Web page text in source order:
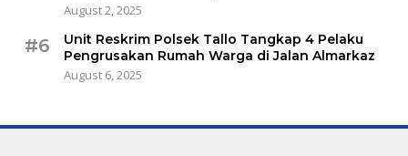
August 2, 2025
#6
Unit Reskrim Polsek Tallo Tangkap 4 Pelaku
Pengrusakan Rumah Warga di Jalan Almarkaz
August 6, 2025